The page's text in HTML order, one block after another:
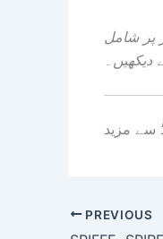
پر شامل
دیکھیں۔
سے مزید
PREVIOUS